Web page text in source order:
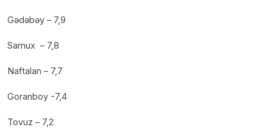
Gədəbəy – 7,9
Samux – 7,8
Naftalan – 7,7
Goranboy -7,4
Tovuz – 7,2